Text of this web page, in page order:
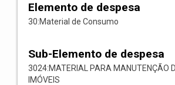
Elemento de despesa
30:Material de Consumo
Sub-Elemento de despesa
3024:MATERIAL PARA MANUTENÇÃO
IMÓVEIS